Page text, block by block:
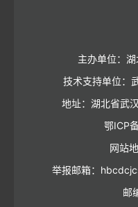
主办单位：
技术支持单位：
地址：湖北省武
鄂ICP
网站
举报邮箱：
邮